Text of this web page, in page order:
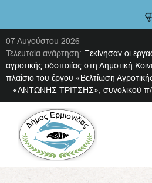
07 Αυγούστου 2026
Τελευταία ανάρτηση: Ξεκίνησαν οι
αγροτικής οδοποιίας στη Δημοτική
πλαίσιο του έργου «Βελτίωση
– «ΑΝΤΩΝΗΣ ΤΡΙΤΣΗΣ», συνολικού